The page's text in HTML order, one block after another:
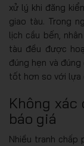
xử lý khi đăng
giao tàu. Trong
lịch cầu bến,
tàu đều được
đúng hẹn và
tốt hơn so với lựa
Không
báo giá
Nhiều tranh chấp